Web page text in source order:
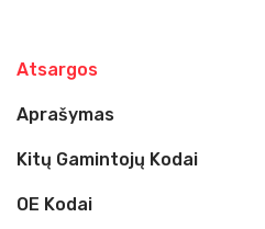
Atsargos
Aprašymas
Kitų Gamintojų Kodai
OE Kodai